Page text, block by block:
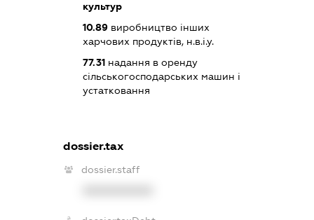
культур
10.89 виробництво інших
харчових продуктів, н.в.і.у.
77.31 надання в оренду
сільськогосподарських машин і
устатковання
dossier.tax
dossier.staff